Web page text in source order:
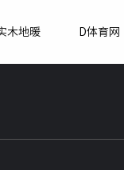
木地暖 D体育网